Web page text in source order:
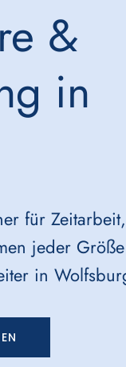
&
in
für
jeder
in